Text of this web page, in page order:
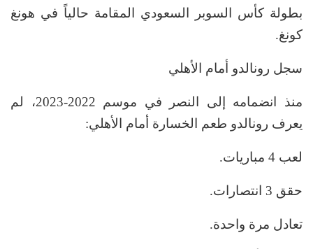
بطولة كأس السوبر السعودي المقامة حالياً في هونغ
كونغ.
سجل رونالدو أمام الأهلي
منذ انضمامه إلى النصر في موسم 2022-2023، لم
يعرف رونالدو طعم الخسارة أمام الأهلي:
لعب 4 مباريات.
حقق 3 انتصارات.
تعادل مرة واحدة.